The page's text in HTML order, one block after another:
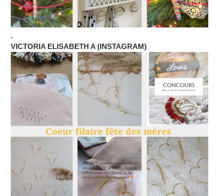
.
VICTORIA ELISABETH A (INSTAGRAM)